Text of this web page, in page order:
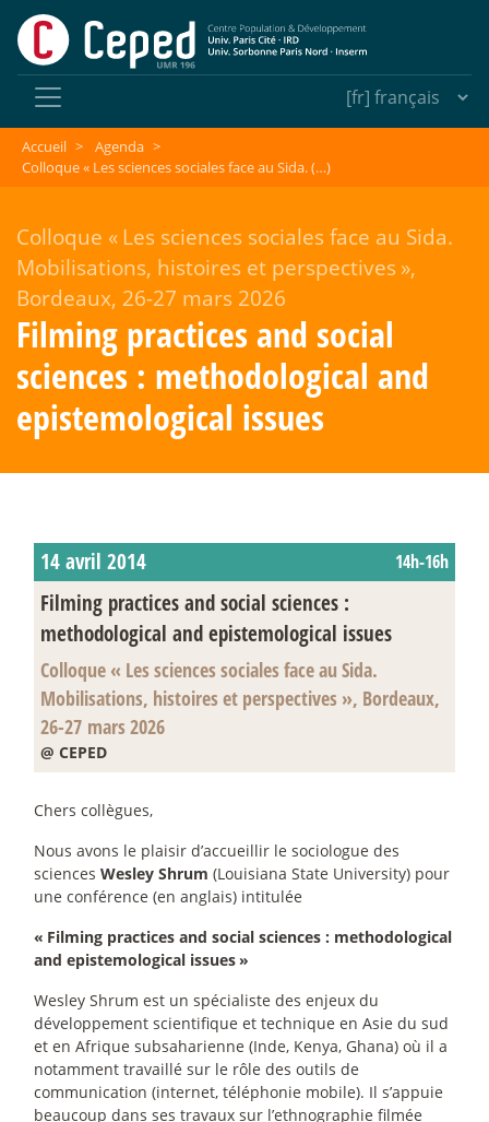
Accueil > Agenda >
Colloque « Les sciences sociales face au Sida. (…)
Colloque « Les sciences sociales face au Sida.
Mobilisations, histoires et perspectives»,
Bordeaux, 26-27 mars 2026
Filming practices and social
sciences : methodological and
epistemological issues
14 avril 2014 14h-16h
Filming practices and social sciences :
methodological and epistemological issues
Colloque « Les sciences sociales face au Sida.
Mobilisations, histoires et perspectives », Bordeaux,
26-27 mars 2026
@ CEPED
Chers collègues,
Nous avons le plaisir d’accueillir le sociologue des
sciences Wesley Shrum (Louisiana State University) pour
une conférence (en anglais) intitulée
« Filming practices and social sciences : methodological
and epistemological issues»
Wesley Shrum est un spécialiste des enjeux du
développement scientifique et technique en Asie du sud
et en Afrique subsaharienne (Inde, Kenya, Ghana) où il a
notamment travaillé sur le rôle des outils de
communication (internet, téléphonie mobile). Il s’appuie
beaucoup dans ses travaux sur l’ethnographie filmée